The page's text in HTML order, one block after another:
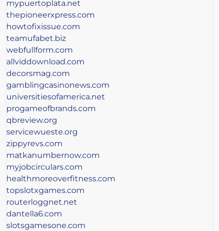
mypuertoplata.net
thepioneerxpress.com
howtofixissue.com
teamufabet.biz
webfullform.com
allviddownload.com
decorsmag.com
gamblingcasinonews.com
universitiesofamerica.net
progameofbrands.com
qbreview.org
servicewueste.org
zippyrevs.com
matkanumbernow.com
myjobcirculars.com
healthmoreoverfitness.com
topslotxgames.com
routerloggnet.net
dantella6.com
slotsgamesone.com